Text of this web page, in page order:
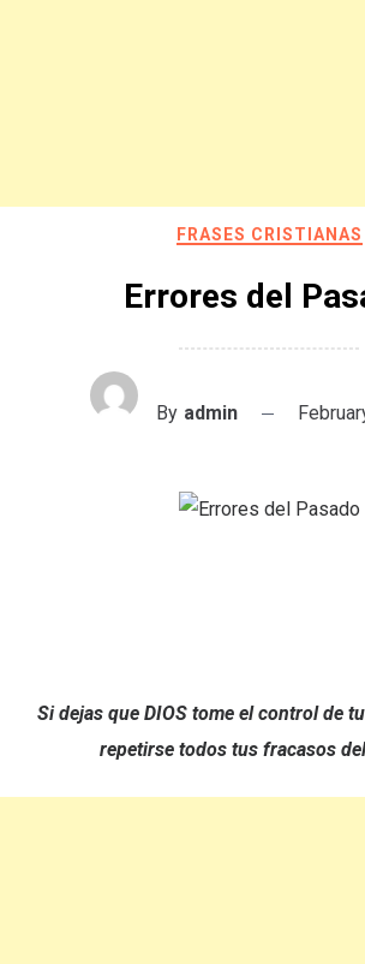
FRASES CRISTIANAS
Errores del
By admin
Si dejas que DIOS tome el control de
repetirse todos tus fracasos